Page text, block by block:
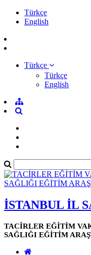
Türkçe
English
Türkçe
Türkçe
English
İSTANBUL İL
TACİRLER EĞİTİM
SAĞLIĞI EĞİTİM